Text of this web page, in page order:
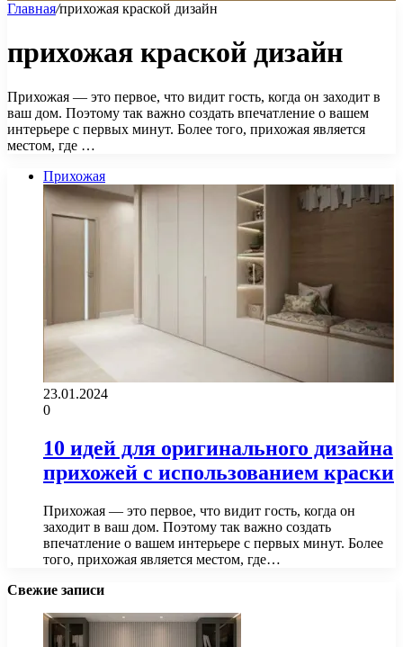
Главная/прихожая краской дизайн
прихожая краской дизайн
Прихожая — это первое, что видит гость, когда он заходит в
ваш дом. Поэтому так важно создать впечатление о вашем
интерьере с первых минут. Более того, прихожая является
местом, где …
Прихожая
23.01.2024
0
10 идей для оригинального дизайна
прихожей с использованием краски
Прихожая — это первое, что видит гость, когда он
заходит в ваш дом. Поэтому так важно создать
впечатление о вашем интерьере с первых минут. Более
того, прихожая является местом, где…
Свежие записи